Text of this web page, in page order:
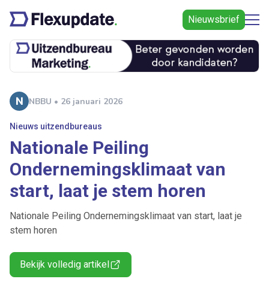
Nieuwsbrief
NBBU • 26 januari 2026
Nieuws uitzendbureaus
Nationale Peiling
Ondernemingsklimaat van
start, laat je stem horen
Nationale Peiling Ondernemingsklimaat van start, laat je
stem horen
Bekijk volledig artikel